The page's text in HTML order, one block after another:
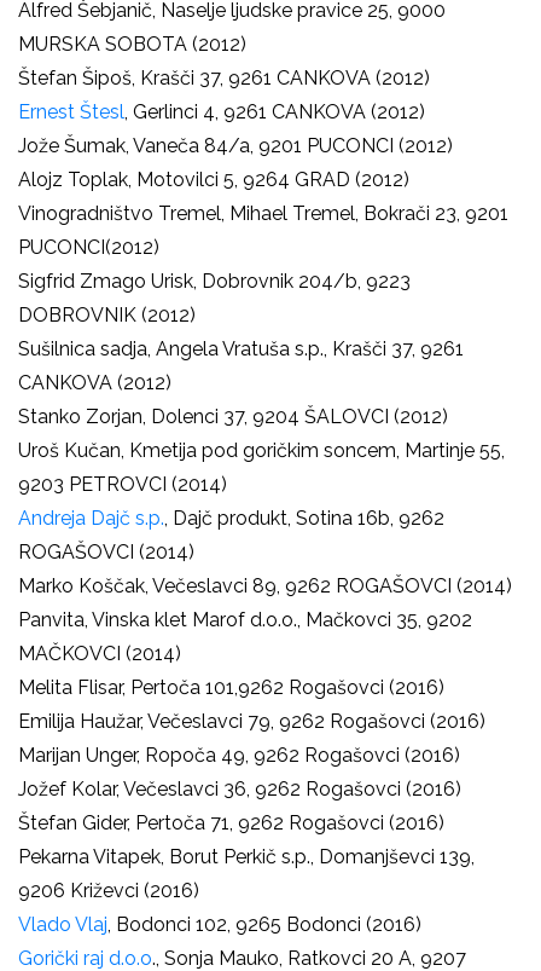
Alfred Šebjanič, Naselje ljudske pravice 25, 9000
MURSKA SOBOTA (2012)
Štefan Šipoš, Krašči 37, 9261 CANKOVA (2012)
Ernest Štesl, Gerlinci 4, 9261 CANKOVA (2012)
Jože Šumak, Vaneča 84/a, 9201 PUCONCI (2012)
Alojz Toplak, Motovilci 5, 9264 GRAD (2012)
Vinogradništvo Tremel, Mihael Tremel, Bokrači 23, 9201
PUCONCI(2012)
Sigfrid Zmago Urisk, Dobrovnik 204/b, 9223
DOBROVNIK (2012)
Sušilnica sadja, Angela Vratuša s.p., Krašči 37, 9261
CANKOVA (2012)
Stanko Zorjan, Dolenci 37, 9204 ŠALOVCI (2012)
Uroš Kučan, Kmetija pod goričkim soncem, Martinje 55,
9203 PETROVCI (2014)
Andreja Dajč s.p., Dajč produkt, Sotina 16b, 9262
ROGAŠOVCI (2014)
Marko Koščak, Večeslavci 89, 9262 ROGAŠOVCI (2014)
Panvita, Vinska klet Marof d.o.o., Mačkovci 35, 9202
MAČKOVCI (2014)
Melita Flisar, Pertoča 101,9262 Rogašovci (2016)
Emilija Haužar, Večeslavci 79, 9262 Rogašovci (2016)
Marijan Unger, Ropoča 49, 9262 Rogašovci (2016)
Jožef Kolar, Večeslavci 36, 9262 Rogašovci (2016)
Štefan Gider, Pertoča 71, 9262 Rogašovci (2016)
Pekarna Vitapek, Borut Perkič s.p., Domanjševci 139,
9206 Križevci (2016)
Vlado Vlaj, Bodonci 102, 9265 Bodonci (2016)
Gorički raj d.o.o., Sonja Mauko, Ratkovci 20 A, 9207